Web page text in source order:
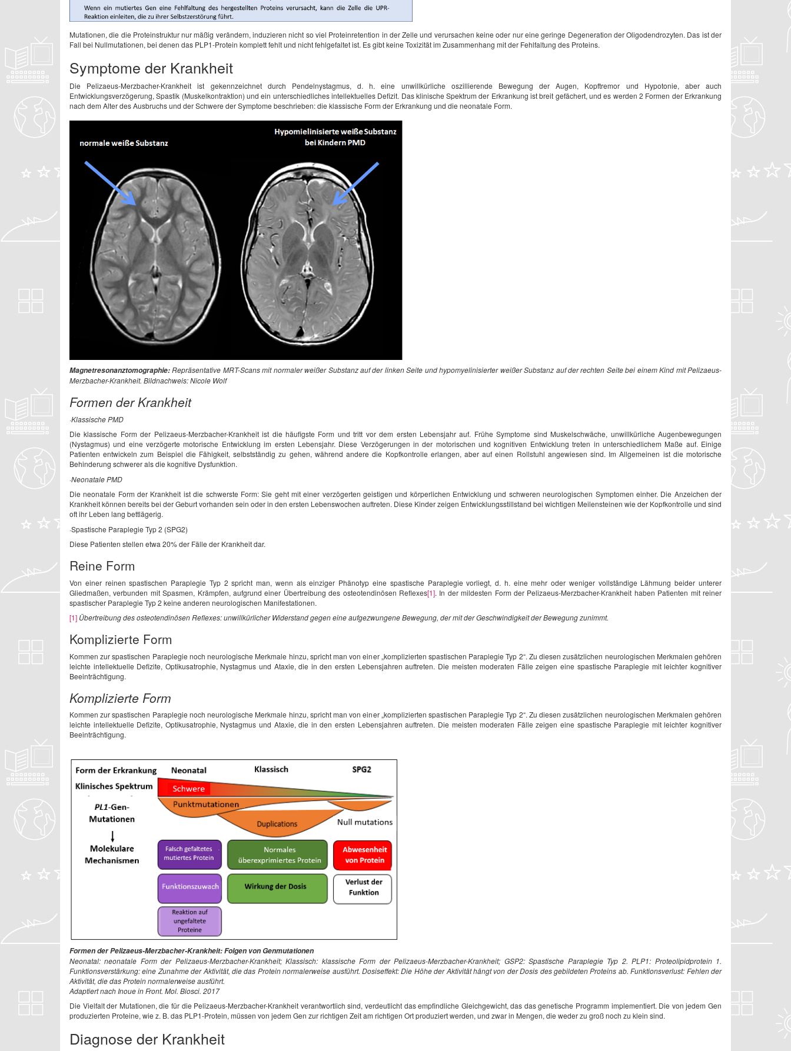
Mutationen, die die Proteinstruktur nur mäßig verändern, induzieren nicht so viel Proteinretention in der Zelle und verursachen keine oder nur eine geringe Degeneration der Oligodendrozyten. Das ist der
Fall bei Nullmutationen, bei denen das PLP1-Protein komplett fehlt und nicht fehlgefaltet ist. Es gibt keine Toxizität im Zusammenhang mit der Fehlfaltung des Proteins.
Symptome der Krankheit
Die Pelizaeus-Merzbacher-Krankheit ist gekennzeichnet durch Pendelnystagmus, d. h. eine unwillkürliche oszillierende Bewegung der Augen, Kopftremor und Hypotonie, aber auch
Entwicklungsverzögerung, Spastik (Muskelkontraktion) und ein unterschiedliches intellektuelles Defizit. Das klinische Spektrum der Erkrankung ist breit gefächert, und es werden 2 Formen der Erkrankung
nach dem Alter des Ausbruchs und der Schwere der Symptome beschrieben: die klassische Form der Erkrankung und die neonatale Form.
Magnetresonanztomographie:Repräsentative MRT-Scans mit normaler weißer Substanz auf der linken Seite und hypomyelinisierter weißer Substanz auf der rechten Seite bei einem Kind mit Pelizaeus-
Merzbacher-Krankheit. Bildnachweis: Nicole Wolf
Formen der Krankheit
·Klassische PMD
Die klassische Form der Pelizaeus-Merzbacher-Krankheit ist die häufigste Form und tritt vor dem ersten Lebensjahr auf. Frühe Symptome sind Muskelschwäche, unwillkürliche Augenbewegungen
(Nystagmus) und eine verzögerte motorische Entwicklung im ersten Lebensjahr. Diese Verzögerungen in der motorischen und kognitiven Entwicklung treten in unterschiedlichem Maße auf. Einige
Patienten entwickeln zum Beispiel die Fähigkeit, selbstständig zu gehen, während andere die Kopfkontrolle erlangen, aber auf einen Rollstuhl angewiesen sind. Im Allgemeinen ist die motorische
Behinderung schwerer als die kognitive Dysfunktion.
·Neonatale PMD
Die neonatale Form der Krankheit ist die schwerste Form: Sie geht mit einer verzögerten geistigen und körperlichen Entwicklung und schweren neurologischen Symptomen einher. Die Anzeichen der
Krankheit können bereits bei der Geburt vorhanden sein oder in den ersten Lebenswochen auftreten. Diese Kinder zeigen Entwicklungsstillstand bei wichtigen Meilensteinen wie der Kopfkontrolle und sind
oft ihr Leben lang bettlägerig.
·Spastische Paraplegie Typ 2 (SPG2)
Diese Patienten stellen etwa 20% der Fälle der Krankheit dar.
Reine Form
Von einer reinen spastischen Paraplegie Typ 2 spricht man, wenn als einziger Phänotyp eine spastische Paraplegie vorliegt, d. h. eine mehr oder weniger vollständige Lähmung beider unterer
Gliedmaßen, verbunden mit Spasmen, Krämpfen, aufgrund einer Übertreibung des osteotendinösen Reflexes[1]. In der mildesten Form der Pelizaeus-Merzbacher-Krankheit haben Patienten mit reiner
spastischer Paraplegie Typ 2 keine anderen neurologischen Manifestationen.
[1] Übertreibung des osteotendinösen Reflexes: unwillkürlicher Widerstand gegen eine aufgezwungene Bewegung, der mit der Geschwindigkeit der Bewegung zunimmt.
Komplizierte Form
Kommen zur spastischen Paraplegie noch neurologische Merkmale hinzu, spricht man von einer „komplizierten spastischen Paraplegie Typ 2“. Zu diesen zusätzlichen neurologischen Merkmalen gehören
leichte intellektuelle Defizite, Optikusatrophie, Nystagmus und Ataxie, die in den ersten Lebensjahren auftreten. Die meisten moderaten Fälle zeigen eine spastische Paraplegie mit leichter kognitiver
Beeinträchtigung.
Komplizierte Form
Kommen zur spastischen Paraplegie noch neurologische Merkmale hinzu, spricht man von einer „komplizierten spastischen Paraplegie Typ 2“. Zu diesen zusätzlichen neurologischen Merkmalen gehören
leichte intellektuelle Defizite, Optikusatrophie, Nystagmus und Ataxie, die in den ersten Lebensjahren auftreten. Die meisten moderaten Fälle zeigen eine spastische Paraplegie mit leichter kognitiver
Beeinträchtigung.
Formen der Pelizaeus-Merzbacher-Krankheit: Folgen von Genmutationen
Neonatal: neonatale Form der Pelizaeus-Merzbacher-Krankheit; Klassisch: klassische Form der Pelizaeus-Merzbacher-Krankheit; GSP2: Spastische Paraplegie Typ 2. PLP1: Proteolipidprotein 1.
Funktionsverstärkung: eine Zunahme der Aktivität, die das Protein normalerweise ausführt. Dosiseffekt: Die Höhe der Aktivität hängt von der Dosis des gebildeten Proteins ab. Funktionsverlust: Fehlen der
Aktivität, die das Protein normalerweise ausführt.
Adaptiert nach Inoue in Front. Mol. Biosci. 2017
Die Vielfalt der Mutationen, die für die Pelizaeus-Merzbacher-Krankheit verantwortlich sind, verdeutlicht das empfindliche Gleichgewicht, das das genetische Programm implementiert. Die von jedem Gen
produzierten Proteine, wie z. B. das PLP1-Protein, müssen von jedem Gen zur richtigen Zeit am richtigen Ort produziert werden, und zwar in Mengen, die weder zu groß noch zu klein sind.
Diagnose der Krankheit